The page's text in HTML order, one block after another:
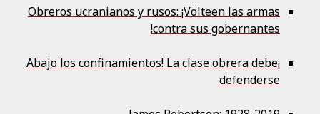
Obreros ucranianos y rusos: ¡Volteen las armas
contra sus gobernantes!
¡Abajo los confinamientos! La clase obrera debe
defenderse